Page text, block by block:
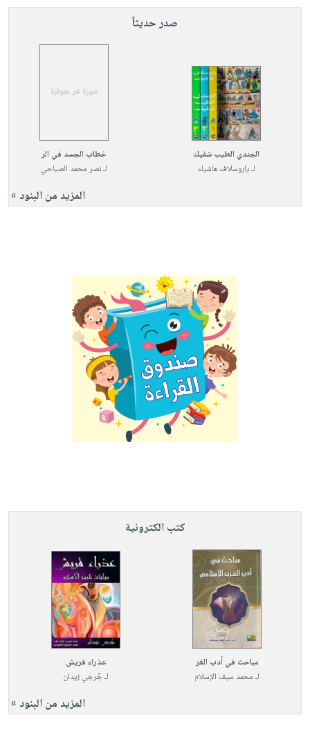
صدر حديثاً
الجندي الطيب شفيك
لـياروسلاف هاشيك
خطاب الجسد في الر
لـنصر محمد الصباحي
المزيد من البنود »
كتب الكترونية
مباحث في أدب الغر
لـمحمد سيف الإسلام
عذراء قريش
لـجُرجي زيدان
المزيد من البنود »